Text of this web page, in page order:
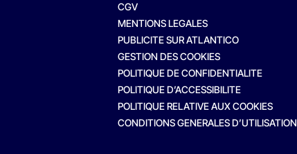
CGV
MENTIONS LEGALES
PUBLICITE SUR ATLANTICO
GESTION DES COOKIES
POLITIQUE DE CONFIDENTIALITE
POLITIQUE D’ACCESSIBILITE
POLITIQUE RELATIVE AUX COOKIES
CONDITIONS GENERALES D’UTILISATION